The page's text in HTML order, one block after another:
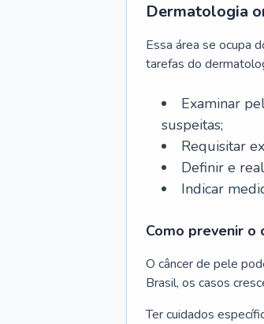
Dermatologia
Essa área se ocupa
tarefas do
Examinar
suspeitas;
Requisitar
Definir e
Indicar
Como prevenir o
O câncer de pele
Brasil, os casos
Ter cuidados